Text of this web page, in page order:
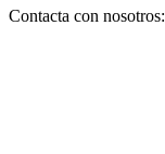
Contacta con nosotros: